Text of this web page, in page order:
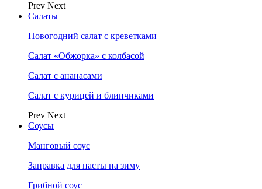
Prev Next
Салаты
Новогодний салат с креветками
Салат «Обжорка» с колбасой
Салат с ананасами
Салат с курицей и блинчиками
Prev Next
Соусы
Манговый соус
Заправка для пасты на зиму
Грибной соус